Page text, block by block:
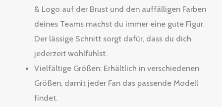
& Logo auf der Brust und den auffälligen Farben
deines Teams machst du immer eine gute Figur.
Der lässige Schnitt sorgt dafür, dass du dich
jederzeit wohlfühlst.
Vielfältige Größen: Erhältlich in verschiedenen
Größen, damit jeder Fan das passende Modell
findet.